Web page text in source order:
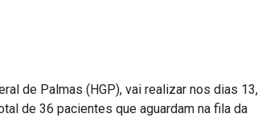
de Palmas (HGP), vai realizar nos dias 13,
de 36 pacientes que aguardam na fila da